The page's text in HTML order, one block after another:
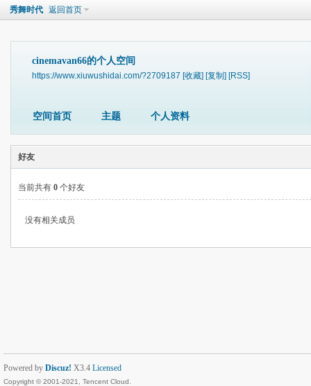
秀舞时代 返回首页
cinemavan66的个人空间
https://www.xiuwushidai.com/?2709187 [收藏] [复制] [RSS]
空间首页 主题 个人资料
好友
当前共有 0 个好友
没有相关成员
Powered by Discuz! X3.4 Licensed
Copyright © 2001-2021, Tencent Cloud.